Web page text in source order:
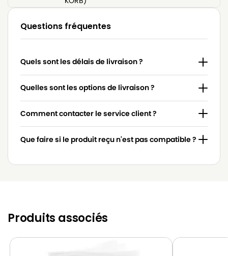
HANSEATIC
HANSEATIC SWEETY
HANSEATIC
HANSEATIC VC 436E-22
HANSEATIC
HANSEATIC VC-H 4201E
HANSEATIC
HANSEATIC VC-H 4810 (OHNE KORB)
HANSEATIC
HANSEATIC VC-HT 5011 ES
Questions fréquentes
Quels sont les délais de livraison ?
Quelles sont les options de livraison ?
Comment contacter le service client ?
Que faire si le produit reçu n'est pas compatible ?
Produits associés